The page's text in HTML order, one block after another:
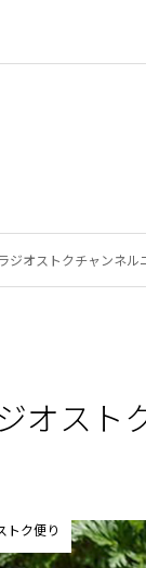
ジオストクチャンネル
オスト
トク便り